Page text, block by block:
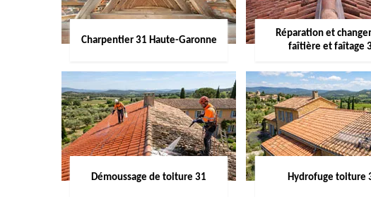
Charpentier 31 Haute-Garonne
Réparation et
faîtière et faîtage
Démoussage de toiture 31 Hydrofuge toiture